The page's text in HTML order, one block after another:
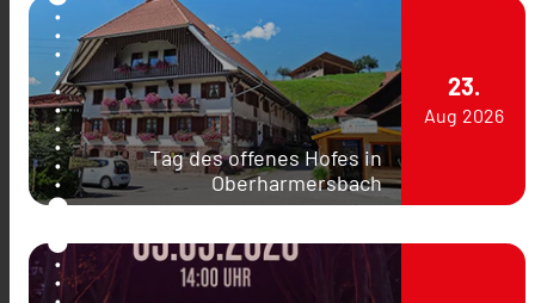
Tag des offenes Hofes in
Oberharmersbach
23.
Aug 2026